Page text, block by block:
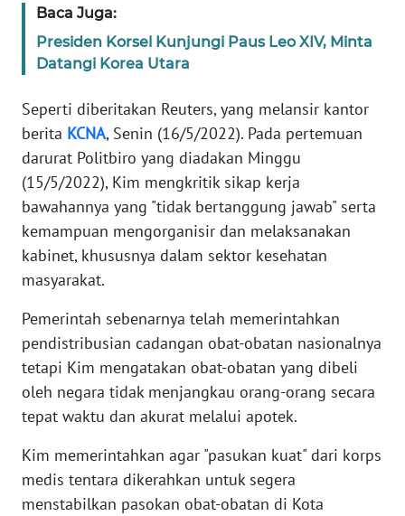
Baca Juga:
Presiden Korsel Kunjungi Paus Leo XIV, Minta
Datangi Korea Utara
Seperti diberitakan Reuters, yang melansir kantor
berita KCNA, Senin (16/5/2022). Pada pertemuan
darurat Politbiro yang diadakan Minggu
(15/5/2022), Kim mengkritik sikap kerja
bawahannya yang "tidak bertanggung jawab" serta
kemampuan mengorganisir dan melaksanakan
kabinet, khususnya dalam sektor kesehatan
masyarakat.
Pemerintah sebenarnya telah memerintahkan
pendistribusian cadangan obat-obatan nasionalnya
tetapi Kim mengatakan obat-obatan yang dibeli
oleh negara tidak menjangkau orang-orang secara
tepat waktu dan akurat melalui apotek.
Kim memerintahkan agar "pasukan kuat" dari korps
medis tentara dikerahkan untuk segera
menstabilkan pasokan obat-obatan di Kota
INFO
IKLAN
TENTANG
KAMI
PEDOMAN
MEDIA
SIBER
REDAKSI
Wahana
News
WN
SUMUT